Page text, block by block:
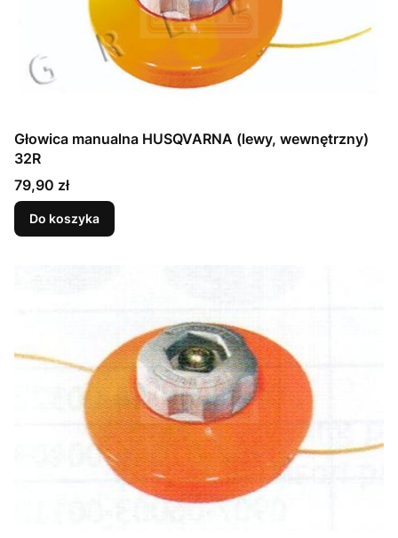
Głowica manualna HUSQVARNA (lewy, wewnętrzny)
32R
Cena
79,90 zł
Do koszyka